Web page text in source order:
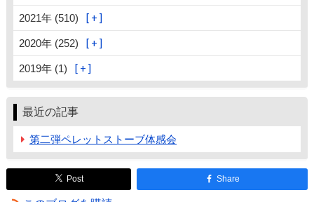
2021年 (510)
2020年 (252)
2019年 (1)
最近の記事
第二弾ペレットストーブ体感会
Post Share